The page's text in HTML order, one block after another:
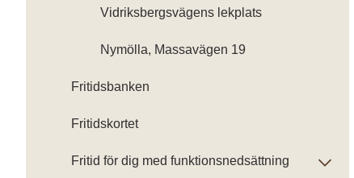
Vidriksbergsvägens lekplats
Nymölla, Massavägen 19
Fritidsbanken
Fritidskortet
Fritid för dig med funktionsnedsättning